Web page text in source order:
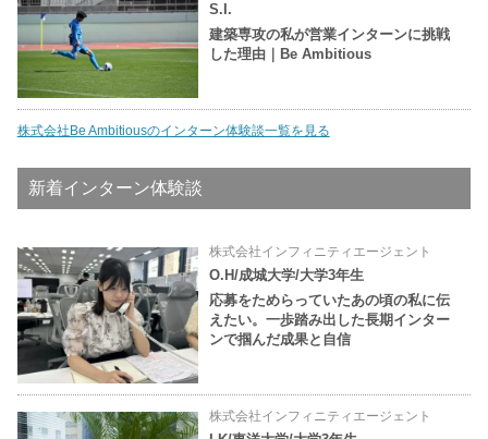
S.I.
建築専攻の私が営業インターンに挑戦
した理由｜Be Ambitious
株式会社Be Ambitiousのインターン体験談一覧を見る
新着インターン体験談
株式会社インフィニティエージェント
O.H/成城大学/大学3年生
応募をためらっていたあの頃の私に伝
えたい。一歩踏み出した長期インター
ンで掴んだ成果と自信
株式会社インフィニティエージェント